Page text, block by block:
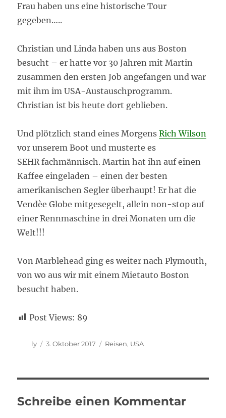
Frau haben uns eine historische Tour
gegeben…..
Christian und Linda haben uns aus Boston
besucht – er hatte vor 30 Jahren mit Martin
zusammen den ersten Job angefangen und war
mit ihm im USA-Austauschprogramm.
Christian ist bis heute dort geblieben.
Und plötzlich stand eines MorgensRich Wilson
vor unserem Boot und musterte es
SEHR fachmännisch. Martin hat ihn auf einen
Kaffee eingeladen – einen der besten
amerikanischen Segler überhaupt! Er hat die
Vendèe Globe mitgesegelt, allein non-stop auf
einer Rennmaschine in drei Monaten um die
Welt!!!
Von Marblehead ging es weiter nach Plymouth,
von wo aus wir mit einem Mietauto Boston
besucht haben.
Post Views: 89
Autor
ly
Veröffentlicht
3. Oktober 2017 Kategorien
Reisen, USA
Schreibe einen Kommentar